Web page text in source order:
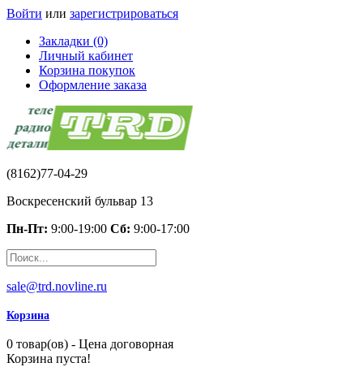
Войти или зарегистрироваться
Закладки (0)
Личный кабинет
Корзина покупок
Оформление заказа
(8162)77-04-29
Воскресенский бульвар 13
Пн-Пт: 9:00-19:00 Сб: 9:00-17:00
sale@trd.novline.ru
Корзина
0 товар(ов) - Цена договорная
Корзина пуста!